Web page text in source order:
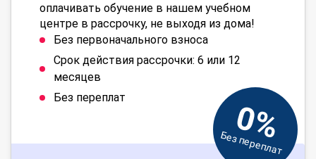
оплачивать обучение в нашем учебном
центре в рассрочку, не выходя из дома!
Без первоначального взноса
Срок действия рассрочки: 6 или 12
месяцев
Без переплат
0%
Без переплат